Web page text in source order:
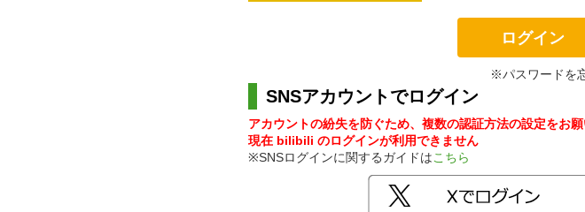
※パスワードを
SNSアカウントでログイン
アカウントの紛失を防ぐため、複数の認証方法の設定をお願
現在 bilibili のログインが利用できません
※SNSログインに関するガイドはこちら